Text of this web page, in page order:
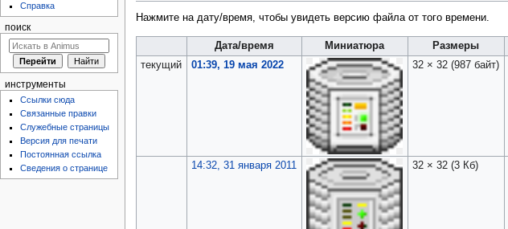
Нажмите на дату/время, чтобы увидеть версию файла от того времени.
Дата/время Миниатюра Размеры
текущий
01:39, 19 мая 2022 32 × 32 (987 байт)
14:32, 31 января 2011 32 × 32 (3 Кб)
Справка
поиск
инструменты
Ссылки сюда
Связанные правки
Служебные страницы
Версия для печати
Постоянная ссылка
Сведения о странице